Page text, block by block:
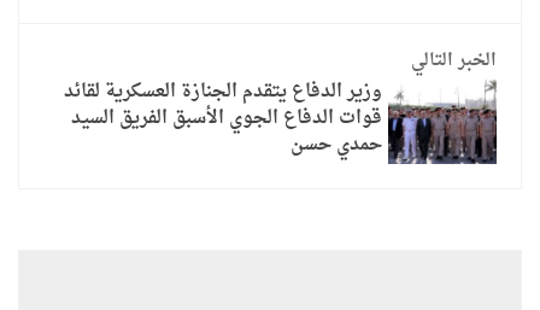
الخبر التالي
وزير الدفاع يتقدم الجنازة العسكرية لقائد
قوات الدفاع الجوي الأسبق الفريق السيد
حمدي حسن